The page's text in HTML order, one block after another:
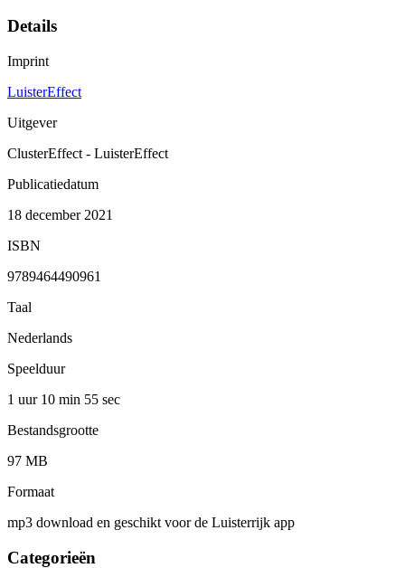
Details
Imprint
LuisterEffect
Uitgever
ClusterEffect - LuisterEffect
Publicatiedatum
18 december 2021
ISBN
9789464490961
Taal
Nederlands
Speelduur
1 uur 10 min 55 sec
Bestandsgrootte
97 MB
Formaat
mp3 download en geschikt voor de Luisterrijk app
Categorieën